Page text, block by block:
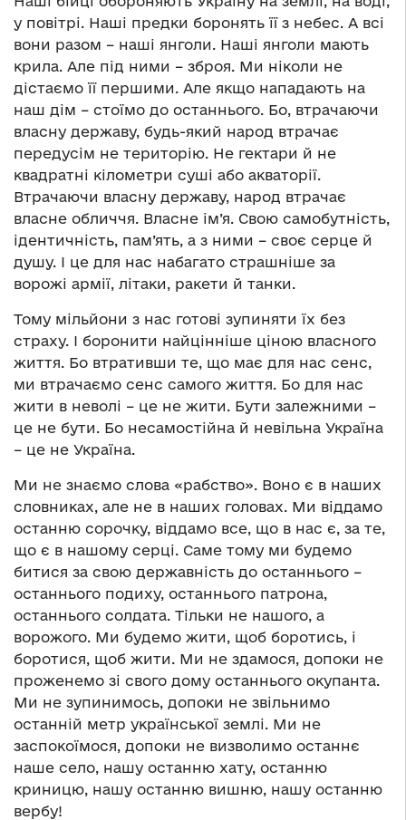
у повітрі. Наші предки боронять її з небес. А всі
вони разом – наші янголи. Наші янголи мають
крила. Але під ними – зброя. Ми ніколи не
дістаємо її першими. Але якщо нападають на
наш дім – стоїмо до останнього. Бо, втрачаючи
власну державу, будь-який народ втрачає
передусім не територію. Не гектари й не
квадратні кілометри суші або акваторії.
Втрачаючи власну державу, народ втрачає
власне обличчя. Власне ім’я. Свою самобутність,
ідентичність, пам’ять, а з ними – своє серце й
душу. І це для нас набагато страшніше за
ворожі армії, літаки, ракети й танки.
Тому мільйони з нас готові зупиняти їх без
страху. І боронити найцінніше ціною власного
життя. Бо втративши те, що має для нас сенс,
ми втрачаємо сенс самого життя. Бо для нас
жити в неволі – це не жити. Бути залежними –
це не бути. Бо несамостійна й невільна Україна
– це не Україна.
Ми не знаємо слова «рабство». Воно є в наших
словниках, але не в наших головах. Ми віддамо
останню сорочку, віддамо все, що в нас є, за те,
що є в нашому серці. Саме тому ми будемо
битися за свою державність до останнього –
останнього подиху, останнього патрона,
останнього солдата. Тільки не нашого, а
ворожого. Ми будемо жити, щоб боротись, і
боротися, щоб жити. Ми не здамося, допоки не
проженемо зі свого дому останнього окупанта.
Ми не зупинимось, допоки не звільнимо
останній метр української землі. Ми не
заспокоїмося, допоки не визволимо останнє
наше село, нашу останню хату, останню
криницю, нашу останню вишню, нашу останню
вербу!